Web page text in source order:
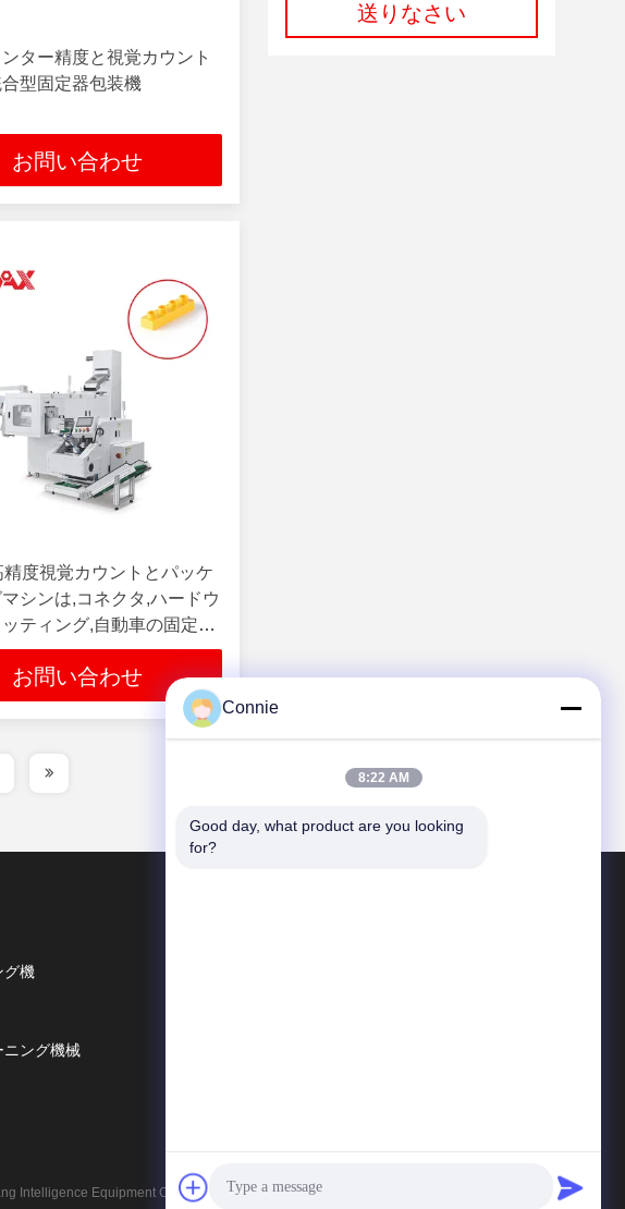
ター精度と視覚カウント
型固定器包装機
お問い合わせ
精度視覚カウントとパッケ
シンは,コネクタ,ハードウ
ティング,自動車の固定部
ーを含む様々な材料を処理
お問い合わせ
送りなさい
グ機
ニング機械
Intelligence Equipment Co., Ltd . 複製権所有。
Connie
8:22 AM
Good day, what product are you looking
for?